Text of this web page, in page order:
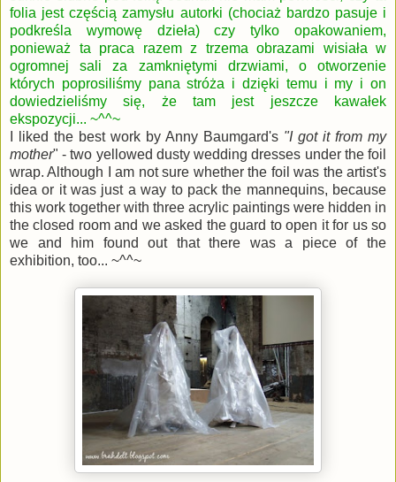
folia jest częścią zamysłu autorki (chociaż bardzo pasuje i
podkreśla wymowę dzieła) czy tylko opakowaniem,
ponieważ ta praca razem z trzema obrazami wisiała w
ogromnej sali za zamkniętymi drzwiami, o otworzenie
których poprosiliśmy pana stróża i dzięki temu i my i on
dowiedzieliśmy się, że tam jest jeszcze kawałek
ekspozycji... ~^^~
I liked the best work by Anny Baumgard's "I got it from my
mother" - two yellowed dusty wedding dresses under the foil
wrap. Although I am not sure whether the foil was the artist's
idea or it was just a way to pack the mannequins, because
this work together with three acrylic paintings were hidden in
the closed room and we asked the guard to open it for us so
we and him found out that there was a piece of the
exhibition, too... ~^^~